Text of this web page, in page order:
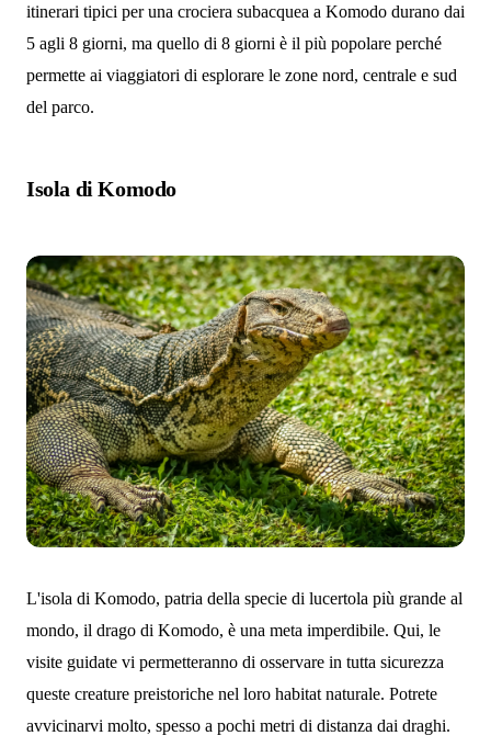
itinerari tipici per una crociera subacquea a Komodo durano dai
5 agli 8 giorni, ma quello di 8 giorni è il più popolare perché
permette ai viaggiatori di esplorare le zone nord, centrale e sud
del parco.
Isola di Komodo
L'isola di Komodo, patria della specie di lucertola più grande al
mondo, il drago di Komodo, è una meta imperdibile. Qui, le
visite guidate vi permetteranno di osservare in tutta sicurezza
queste creature preistoriche nel loro habitat naturale. Potrete
avvicinarvi molto, spesso a pochi metri di distanza dai draghi.